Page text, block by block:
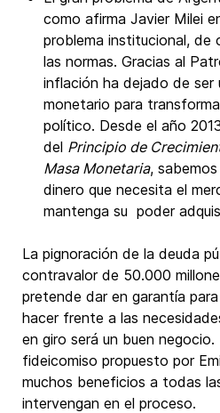
como afirma Javier Milei
problema institucional, de
las normas. Gracias al
inflación ha dejado de ser
monetario para
político. Desde el año
del Principio de
Masa Monetaria,
dinero que necesita el
mantenga su poder
La pignoración de la deuda
contravalor de 50.000
pretende dar en garantía
hacer frente a las
en giro será un buen
fideicomiso propuesto por
muchos beneficios a todas
intervengan en el proceso.